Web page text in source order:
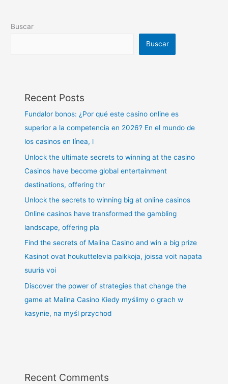
Buscar
Buscar
Recent Posts
Fundalor bonos: ¿Por qué este casino online es
superior a la competencia en 2026? En el mundo de
los casinos en línea, l
Unlock the ultimate secrets to winning at the casino
Casinos have become global entertainment
destinations, offering thr
Unlock the secrets to winning big at online casinos
Online casinos have transformed the gambling
landscape, offering pla
Find the secrets of Malina Casino and win a big prize
Kasinot ovat houkuttelevia paikkoja, joissa voit napata
suuria voi
Discover the power of strategies that change the
game at Malina Casino Kiedy myślimy o grach w
kasynie, na myśl przychod
Recent Comments